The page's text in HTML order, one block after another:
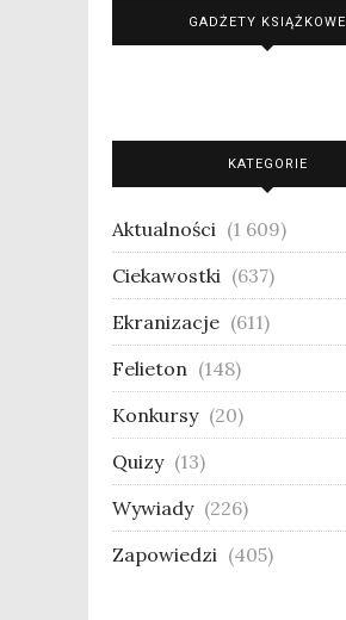
GADŻETY KSIĄŻKOWE
KATEGORIE
Aktualności (1 609)
Ciekawostki (637)
Ekranizacje (611)
Felieton (148)
Konkursy (20)
Quizy (13)
Wywiady (226)
Zapowiedzi (405)